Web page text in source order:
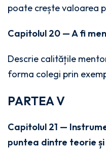
poate crește valoarea
Capitolul 20 — A fi
Descrie calitățile
forma colegi prin
PARTEA V
Capitolul 21 —
puntea dintre teorie